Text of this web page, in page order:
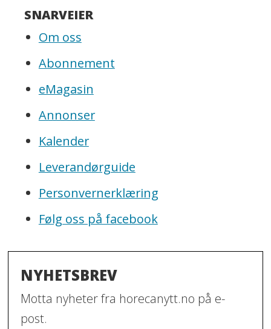
SNARVEIER
Om oss
Abonnement
eMagasin
Annonser
Kalender
Leverandørguide
Personvernerklæring
Følg oss på facebook
NYHETSBREV
Motta nyheter fra horecanytt.no på e-
post.